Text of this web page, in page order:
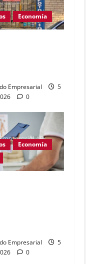
Economía
Empresarial
5
0
Economía
Empresarial
5
0